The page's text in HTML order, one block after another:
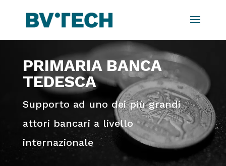
PRIMARIA BANCA
TEDESCA
Supporto ad uno dei più grandi
attori bancari a livello
internazionale